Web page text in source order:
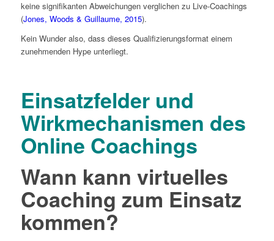
keine signifikanten Abweichungen verglichen zu Live-Coachings
(Jones, Woods & Guillaume, 2015).
Kein Wunder also, dass dieses Qualifizierungsformat einem
zunehmenden Hype unterliegt.
Einsatzfelder und
Wirkmechanismen des
Online Coachings
Wann kann virtuelles
Coaching zum Einsatz
kommen?